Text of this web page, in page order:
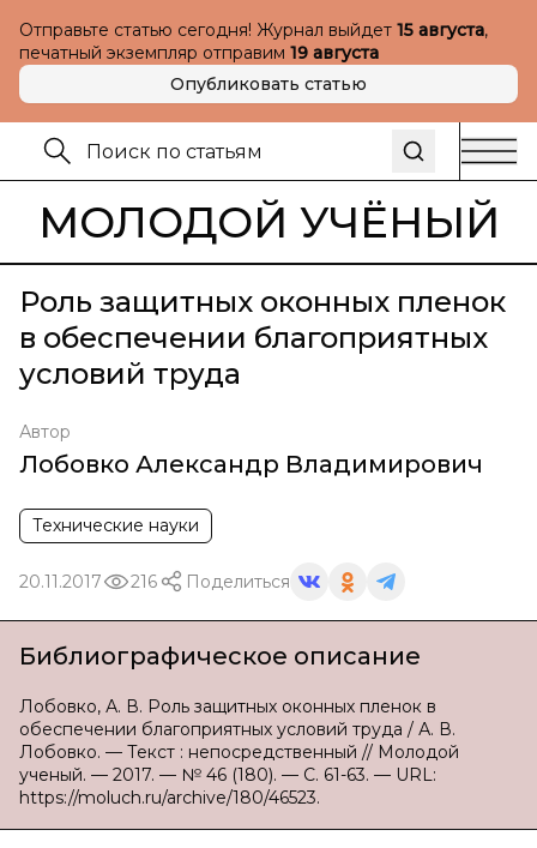
Отправьте статью сегодня! Журнал выйдет 15 августа,
печатный экземпляр отправим 19 августа
Опубликовать статью
МОЛОДОЙ УЧЁНЫЙ
Роль защитных оконных пленок
в обеспечении благоприятных
условий труда
Автор
Лобовко Александр Владимирович
Технические науки
20.11.2017 216 Поделиться
Библиографическое описание
Лобовко, А. В. Роль защитных оконных пленок в
обеспечении благоприятных условий труда / А. В.
Лобовко. — Текст : непосредственный // Молодой
ученый. — 2017. — № 46 (180). — С. 61-63. — URL:
https://moluch.ru/archive/180/46523.